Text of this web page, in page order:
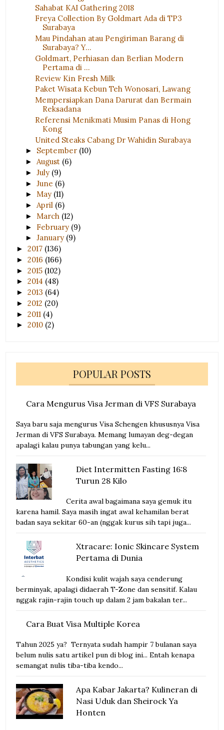
Sahabat KAI Gathering 2018
Freya Collection By Goldmart Ada di TP3
Surabaya
Mau Pindahan atau Pengiriman Barang di
Surabaya? Y...
Goldmart, Perhiasan dan Berlian Modern
Pertama di ...
Review Kin Fresh Milk
Paket Wisata Kebun Teh Wonosari, Lawang
Mempersiapkan Dana Darurat dan Bermain
Reksadana
Referensi Menikmati Musim Panas di Hong
Kong
United Steaks Cabang Dr Wahidin Surabaya
► September (10)
► August (6)
►July (9)
►June (6)
► May (11)
► April (6)
► March (12)
► February (9)
►January (9)
►2017 (136)
►2016 (166)
►2015 (102)
►2014 (48)
►2013 (64)
►2012 (20)
►2011 (4)
►2010 (2)
POPULAR POSTS
Cara Mengurus Visa Jerman di VFS Surabaya
Saya baru saja mengurus Visa Schengen khususnya Visa
Jerman di VFS Surabaya. Memang lumayan deg-degan
apalagi kalau punya tabungan yang kelu...
Diet Intermitten Fasting 16:8
Turun 28 Kilo
Cerita awal bagaimana saya gemuk itu
karena hamil. Saya masih ingat awal kehamilan berat
badan saya sekitar 60-an (nggak kurus sih tapi juga...
Xtracare: Ionic Skincare System
Pertama di Dunia
Kondisi kulit wajah saya cenderung
berminyak, apalagi didaerah T-Zone dan sensitif. Kalau
nggak rajin-rajin touch up dalam 2 jam bakalan ter...
Cara Buat Visa Multiple Korea
Tahun 2025 ya? Ternyata sudah hampir 7 bulanan saya
belum nulis satu artikel pun di blog ini... Entah kenapa
semangat nulis tiba-tiba kendo...
Apa Kabar Jakarta? Kulineran di
Nasi Uduk dan Sheirock Ya
Honten